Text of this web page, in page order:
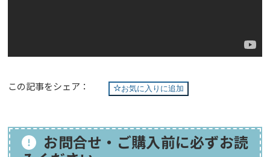
お気に入りに追加
この記事をシェア：
お問合せ・ご購入前に必ずお読